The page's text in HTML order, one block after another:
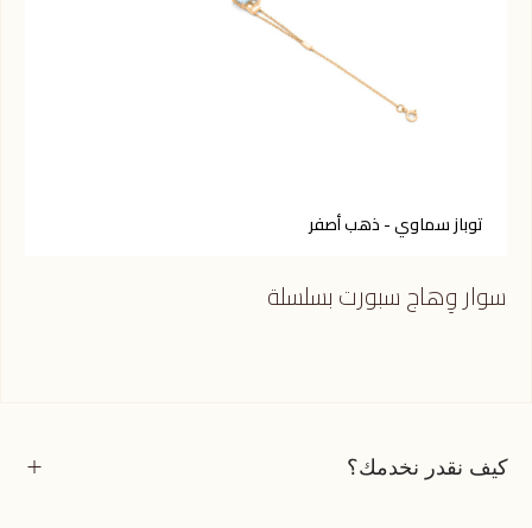
توباز سماوي - ذهب أصفر
سوار وِهاج سبورت بسلسلة
كيف نقدر نخدمك؟